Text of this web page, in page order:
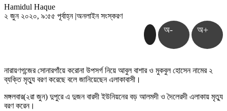
Hamidul Haque
২ জুন ২০২০, ৯:৫৫ পূর্বাহ্ন |অনলাইন সংস্করণ
অ- অ+
নারায়ণগন্জের সোনারগাঁয়ে করোনা উপসর্গ নিয়ে আবুল বাশার ও মুকবুল হোসেন নামের ২
ব্যক্তি মৃত্যু বরণ করেছে বলে জানিয়েছেন এলাকাবাসী।
মঙ্গলবার(২রা জুন) দুপুরে এ দুজন বারদী ইউনিয়নের বড় আলমদী ও দৈলেরদী এলাকায় মৃত্যু
বরণ করেন।